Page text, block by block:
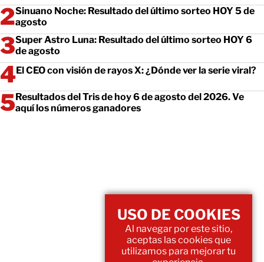
Sinuano Noche: Resultado del último sorteo HOY 5 de
agosto
Super Astro Luna: Resultado del último sorteo HOY 6
de agosto
El CEO con visión de rayos X: ¿Dónde ver la serie viral?
Resultados del Tris de hoy 6 de agosto del 2026. Ve
aquí los números ganadores
USO DE COOKIES
Al navegar por este sitio,
aceptas las cookies que
utilizamos para mejorar tu